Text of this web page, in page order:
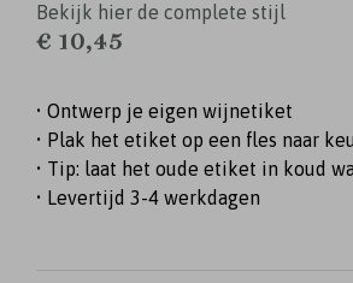
Bekijk hier de complete stijl
€ 10,45
• Ontwerp je eigen wijnetiket
• Plak het etiket op een fles naar
• Tip: laat het oude etiket in koud
• Levertijd 3-4 werkdagen